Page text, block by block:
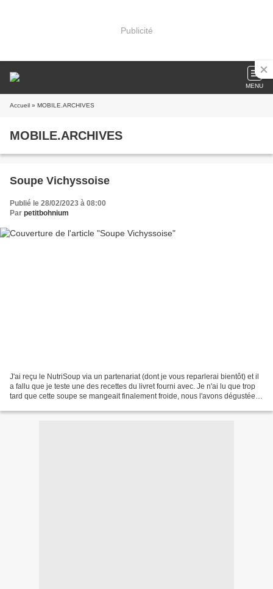
Publicité
MENU
Accueil » MOBILE.ARCHIVES
MOBILE.ARCHIVES
Soupe Vichyssoise
Publié le 28/02/2023 à 08:00
Par petitbohnium
J'ai reçu le NutriSoup via un partenariat (dont je vous reparlerai bientôt) et il
a fallu que je teste une des recettes du livret fourni avec. Je n'ai lu que trop
tard que cette soupe se mangeait finalement froide, nous l'avons dégustée